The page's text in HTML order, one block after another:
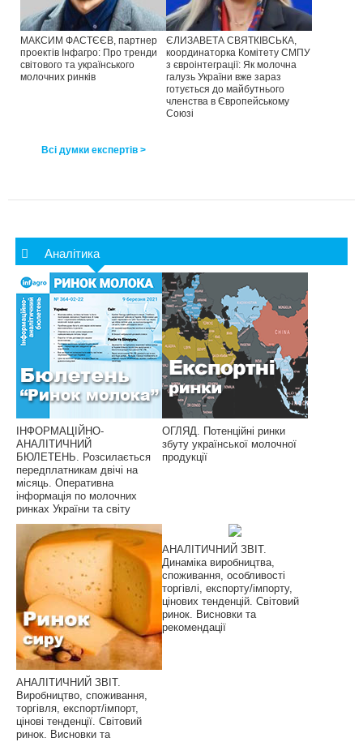
МАКСИМ ФАСТЄЄВ, партнер
проектів Інфагро: Про тренди
світового та українського
молочних ринків
ЄЛИЗАВЕТА СВЯТКІВСЬКА,
координаторка Комітету СМПУ
з євроінтеграції: Як молочна
галузь України вже зараз
готується до майбутнього
членства в Європейському
Союзі
Всі думки експертів >
Аналітика
ІНФОРМАЦІЙНО-
АНАЛІТИЧНИЙ
БЮЛЕТЕНЬ. Розсилається
передплатникам двічі на
місяць. Оперативна
інформація по молочних
ринках України та світу
ОГЛЯД. Потенційні ринки
збуту української молочної
продукції
АНАЛІТИЧНИЙ ЗВІТ.
Виробництво, споживання,
торгівля, експорт/імпорт,
цінові тенденції. Світовий
ринок. Висновки та
АНАЛІТИЧНИЙ ЗВІТ.
Динаміка виробництва,
споживання, особливості
торгівлі, експорту/імпорту,
цінових тенденцій. Світовий
ринок. Висновки та
рекомендації